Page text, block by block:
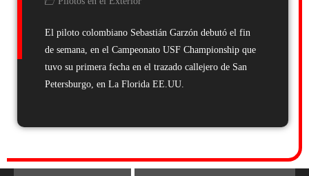
El piloto colombiano Sebastián Garzón debutó el fin
de semana, en el Campeonato USF Championship que
tuvo su primera fecha en el trazado callejero de San
Petersburgo, en La Florida EE.UU.